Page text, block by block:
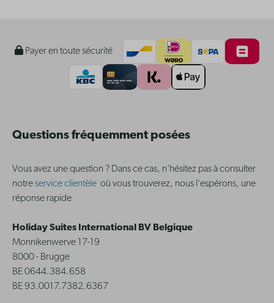
Payer en toute sécurité
Questions fréquemment posées
Vous avez une question ? Dans ce cas, n'hésitez pas à consulter
notreservice clientèle où vous trouverez, nous l'espérons, une
réponse rapide
Holiday Suites International BV Belgique
Monnikenwerve 17-19
8000 - Brugge
BE 0644.384.658
BE 93.0017.7382.6367